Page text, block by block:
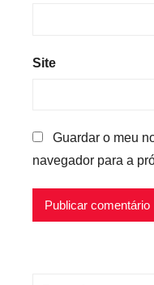
Site
Guardar o meu
navegador para a